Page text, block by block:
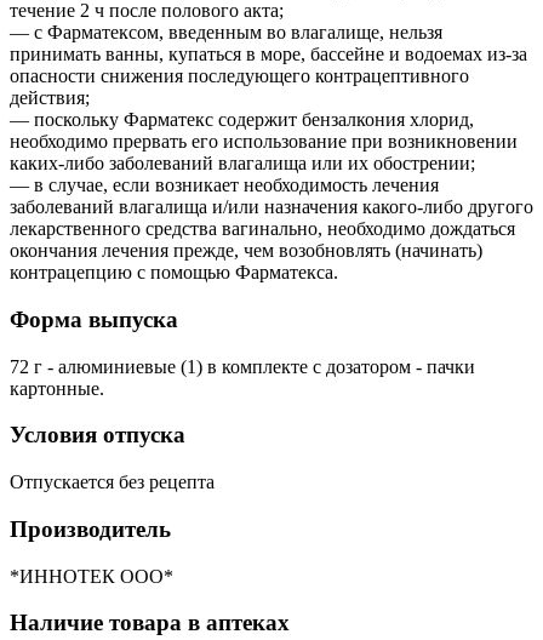
течение 2 ч после полового акта;
— с Фарматексом, введенным во влагалище, нельзя
принимать ванны, купаться в море, бассейне и водоемах из-за
опасности снижения последующего контрацептивного
действия;
— поскольку Фарматекс содержит бензалкония хлорид,
необходимо прервать его использование при возникновении
каких-либо заболеваний влагалища или их обострении;
— в случае, если возникает необходимость лечения
заболеваний влагалища и/или назначения какого-либо другого
лекарственного средства вагинально, необходимо дождаться
окончания лечения прежде, чем возобновлять (начинать)
контрацепцию с помощью Фарматекса.
Форма выпуска
72 г - алюминиевые (1) в комплекте с дозатором - пачки
картонные.
Условия отпуска
Отпускается без рецепта
Производитель
*ИННОТЕК ООО*
Наличие товара в аптеках